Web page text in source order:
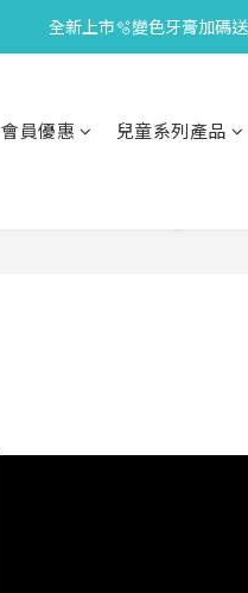
會員限定🎁點數兌換好
全新上市🫧變色牙膏加碼
會員優惠 兒童系列產品